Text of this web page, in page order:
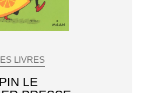
LIVRES
LE